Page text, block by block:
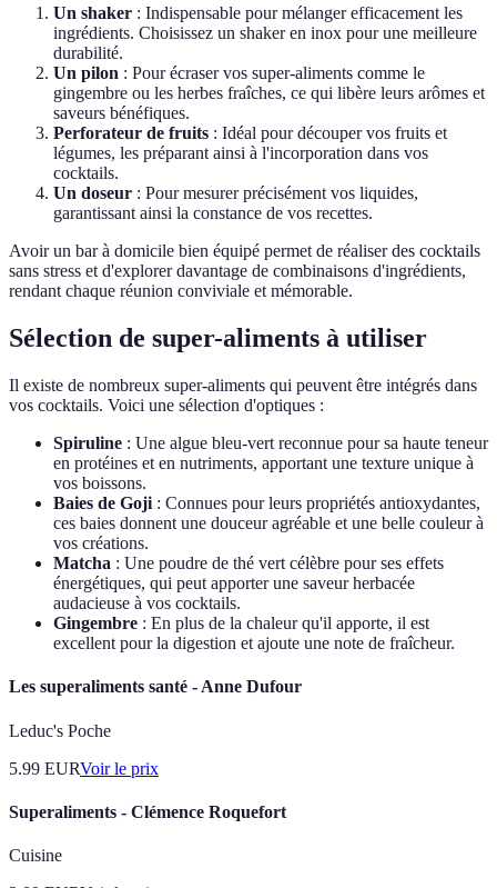
Un shaker : Indispensable pour mélanger efficacement les
ingrédients. Choisissez un shaker en inox pour une meilleure
durabilité.
Un pilon : Pour écraser vos super-aliments comme le
gingembre ou les herbes fraîches, ce qui libère leurs arômes et
saveurs bénéfiques.
Perforateur de fruits : Idéal pour découper vos fruits et
légumes, les préparant ainsi à l'incorporation dans vos
cocktails.
Un doseur : Pour mesurer précisément vos liquides,
garantissant ainsi la constance de vos recettes.
Avoir un bar à domicile bien équipé permet de réaliser des cocktails
sans stress et d'explorer davantage de combinaisons d'ingrédients,
rendant chaque réunion conviviale et mémorable.
Sélection de super-aliments à utiliser
Il existe de nombreux super-aliments qui peuvent être intégrés dans
vos cocktails. Voici une sélection d'optiques :
Spiruline : Une algue bleu-vert reconnue pour sa haute teneur
en protéines et en nutriments, apportant une texture unique à
vos boissons.
Baies de Goji : Connues pour leurs propriétés antioxydantes,
ces baies donnent une douceur agréable et une belle couleur à
vos créations.
Matcha : Une poudre de thé vert célèbre pour ses effets
énergétiques, qui peut apporter une saveur herbacée
audacieuse à vos cocktails.
Gingembre : En plus de la chaleur qu'il apporte, il est
excellent pour la digestion et ajoute une note de fraîcheur.
Les superaliments santé - Anne Dufour
Leduc's Poche
5.99 EURVoir le prix
Superaliments - Clémence Roquefort
Cuisine